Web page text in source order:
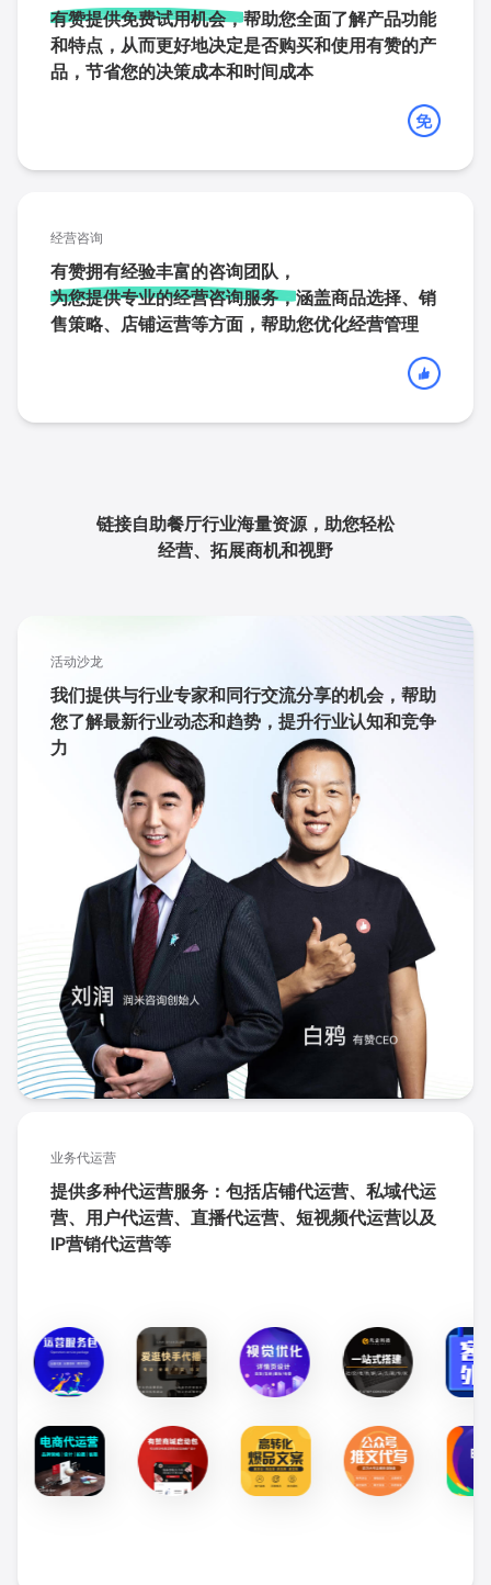
有赞提供免费试用机会，帮助您全面了解产品功能
和特点，从而更好地决定是否购买和使用有赞的产
品，节省您的决策成本和时间成本
经营咨询
有赞拥有经验丰富的咨询团队，
为您提供专业的经营咨询服务，涵盖商品选择、销
售策略、店铺运营等方面，帮助您优化经营管理
链接自助餐厅行业海量资源，助您轻松
经营、拓展商机和视野
活动沙龙
我们提供与行业专家和同行交流分享的机会，帮助
您了解最新行业动态和趋势，提升行业认知和竞争
力
业务代运营
提供多种代运营服务：包括店铺代运营、私域代运
营、用户代运营、直播代运营、短视频代运营以及
IP营销代运营等